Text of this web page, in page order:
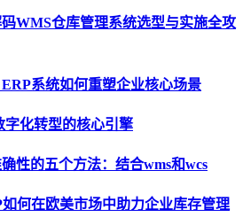
WMS仓库管理系统选型与实施全攻
系统如何重塑企业核心场景
字化转型的核心引擎
性的五个方法：结合wms和wcs
何在欧美市场中助力企业库存管理